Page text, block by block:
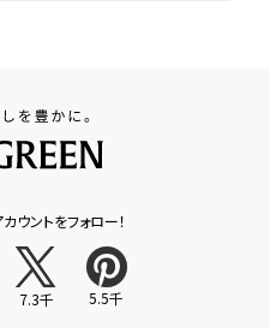
ウントをフォロー！
7.3千 5.5千